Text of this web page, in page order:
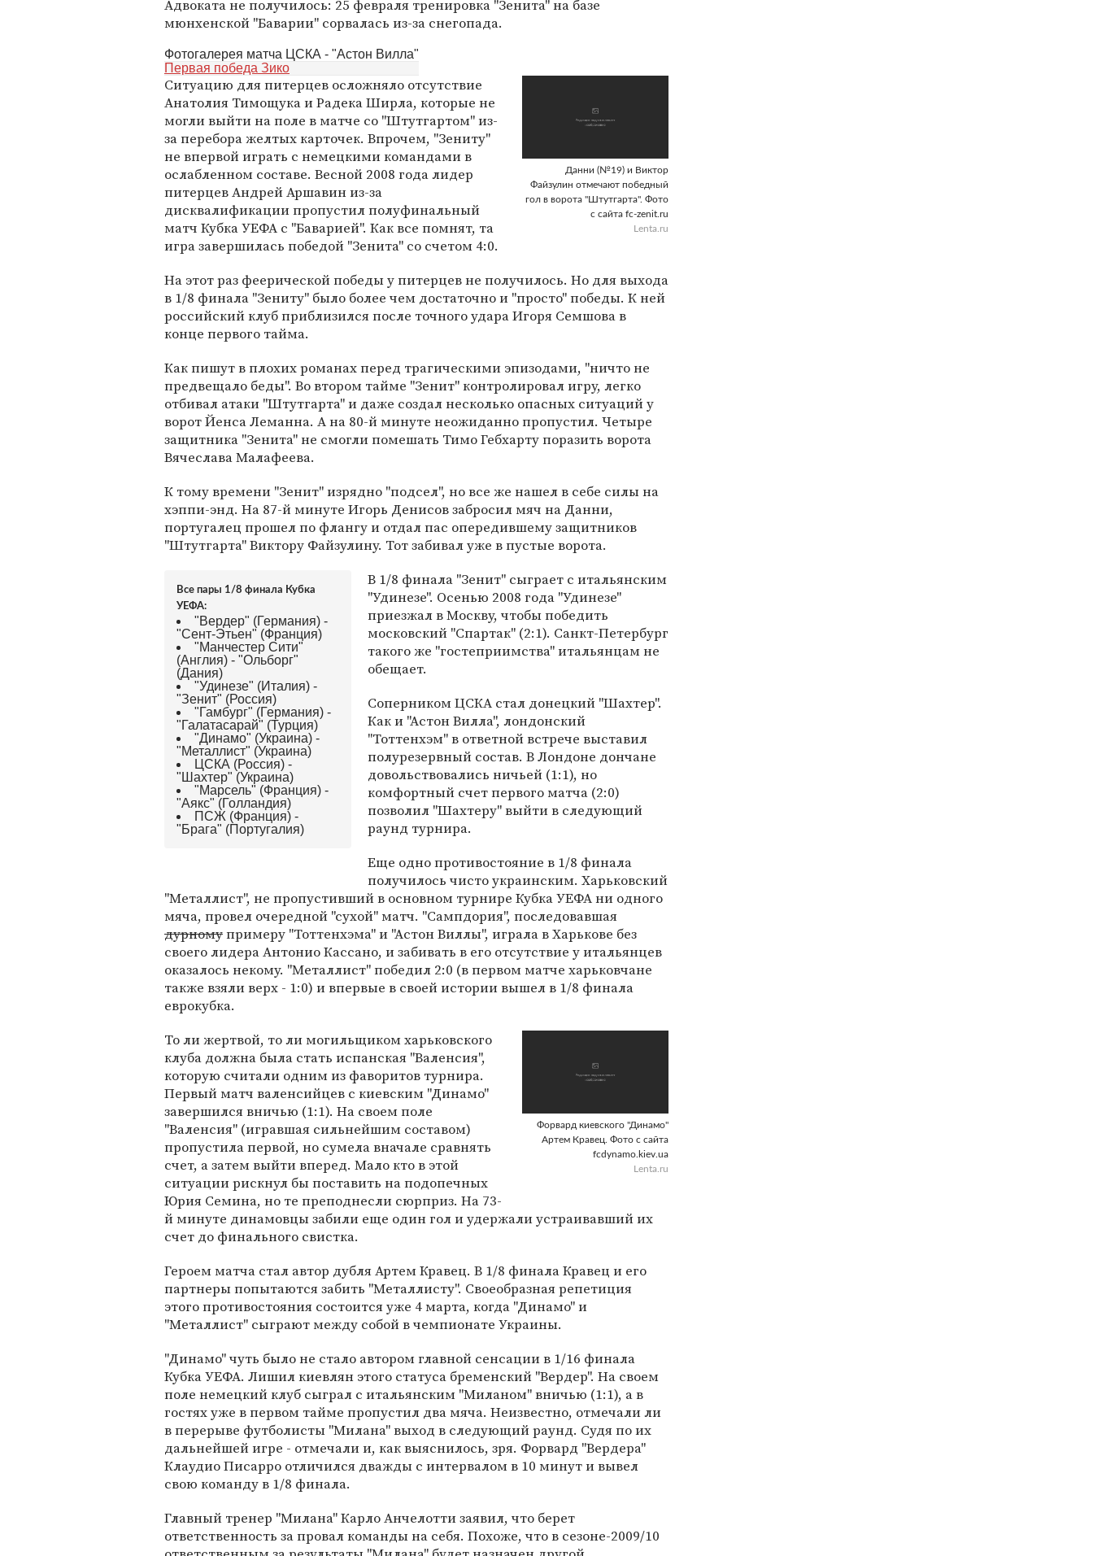
Адвоката не получилось: 25 февраля тренировка "Зенита" на базе
мюнхенской "Баварии" сорвалась из-за снегопада.
Фотогалерея матча ЦСКА - "Астон Вилла"
Первая победа Зико
Данни (№19) и Виктор
Файзулин отмечают победный
гол в ворота "Штутгарта". Фото
с сайта fc-zenit.ru
Lenta.ru
Ситуацию для питерцев осложняло отсутствие
Анатолия Тимощука и Радека Ширла, которые не
могли выйти на поле в матче со "Штутгартом" из-
за перебора желтых карточек. Впрочем, "Зениту"
не впервой играть с немецкими командами в
ослабленном составе. Весной 2008 года лидер
питерцев Андрей Аршавин из-за
дисквалификации пропустил полуфинальный
матч Кубка УЕФА с "Баварией". Как все помнят, та
игра завершилась победой "Зенита" со счетом 4:0.
На этот раз феерической победы у питерцев не получилось. Но для выхода
в 1/8 финала "Зениту" было более чем достаточно и "просто" победы. К ней
российский клуб приблизился после точного удара Игоря Семшова в
конце первого тайма.
Как пишут в плохих романах перед трагическими эпизодами, "ничто не
предвещало беды". Во втором тайме "Зенит" контролировал игру, легко
отбивал атаки "Штутгарта" и даже создал несколько опасных ситуаций у
ворот Йенса Леманна. А на 80-й минуте неожиданно пропустил. Четыре
защитника "Зенита" не смогли помешать Тимо Гебхарту поразить ворота
Вячеслава Малафеева.
К тому времени "Зенит" изрядно "подсел", но все же нашел в себе силы на
хэппи-энд. На 87-й минуте Игорь Денисов забросил мяч на Данни,
португалец прошел по флангу и отдал пас опередившему защитников
"Штутгарта" Виктору Файзулину. Тот забивал уже в пустые ворота.
Все пары 1/8 финала Кубка
УЕФА:
"Вердер" (Германия) -
"Сент-Этьен" (Франция)
"Манчестер Сити"
(Англия) - "Ольборг"
(Дания)
"Удинезе" (Италия) -
"Зенит" (Россия)
"Гамбург" (Германия) -
"Галатасарай" (Турция)
"Динамо" (Украина) -
"Металлист" (Украина)
ЦСКА (Россия) -
"Шахтер" (Украина)
"Марсель" (Франция) -
"Аякс" (Голландия)
ПСЖ (Франция) -
"Брага" (Португалия)
В 1/8 финала "Зенит" сыграет с итальянским
"Удинезе". Осенью 2008 года "Удинезе"
приезжал в Москву, чтобы победить
московский "Спартак" (2:1). Санкт-Петербург
такого же "гостеприимства" итальянцам не
обещает.
Соперником ЦСКА стал донецкий "Шахтер".
Как и "Астон Вилла", лондонский
"Тоттенхэм" в ответной встрече выставил
полурезервный состав. В Лондоне дончане
довольствовались ничьей (1:1), но
комфортный счет первого матча (2:0)
позволил "Шахтеру" выйти в следующий
раунд турнира.
Еще одно противостояние в 1/8 финала
получилось чисто украинским. Харьковский
"Металлист", не пропустивший в основном турнире Кубка УЕФА ни одного
мяча, провел очередной "сухой" матч. "Сампдория", последовавшая
дурномупримеру "Тоттенхэма" и "Астон Виллы", играла в Харькове без
своего лидера Антонио Кассано, и забивать в его отсутствие у итальянцев
оказалось некому. "Металлист" победил 2:0 (в первом матче харьковчане
также взяли верх - 1:0) и впервые в своей истории вышел в 1/8 финала
еврокубка.
Форвард киевского "Динамо"
Артем Кравец. Фото с сайта
fcdynamo.kiev.ua
Lenta.ru
То ли жертвой, то ли могильщиком харьковского
клуба должна была стать испанская "Валенсия",
которую считали одним из фаворитов турнира.
Первый матч валенсийцев с киевским "Динамо"
завершился вничью (1:1). На своем поле
"Валенсия" (игравшая сильнейшим составом)
пропустила первой, но сумела вначале сравнять
счет, а затем выйти вперед. Мало кто в этой
ситуации рискнул бы поставить на подопечных
Юрия Семина, но те преподнесли сюрприз. На 73-
й минуте динамовцы забили еще один гол и удержали устраивавший их
счет до финального свистка.
Героем матча стал автор дубля Артем Кравец. В 1/8 финала Кравец и его
партнеры попытаются забить "Металлисту". Своеобразная репетиция
этого противостояния состоится уже 4 марта, когда "Динамо" и
"Металлист" сыграют между собой в чемпионате Украины.
"Динамо" чуть было не стало автором главной сенсации в 1/16 финала
Кубка УЕФА. Лишил киевлян этого статуса бременский "Вердер". На своем
поле немецкий клуб сыграл с итальянским "Миланом" вничью (1:1), а в
гостях уже в первом тайме пропустил два мяча. Неизвестно, отмечали ли
в перерыве футболисты "Милана" выход в следующий раунд. Судя по их
дальнейшей игре - отмечали и, как выяснилось, зря. Форвард "Вердера"
Клаудио Писарро отличился дважды с интервалом в 10 минут и вывел
свою команду в 1/8 финала.
Главный тренер "Милана" Карло Анчелотти заявил, что берет
ответственность за провал команды на себя. Похоже, что в сезоне-2009/10